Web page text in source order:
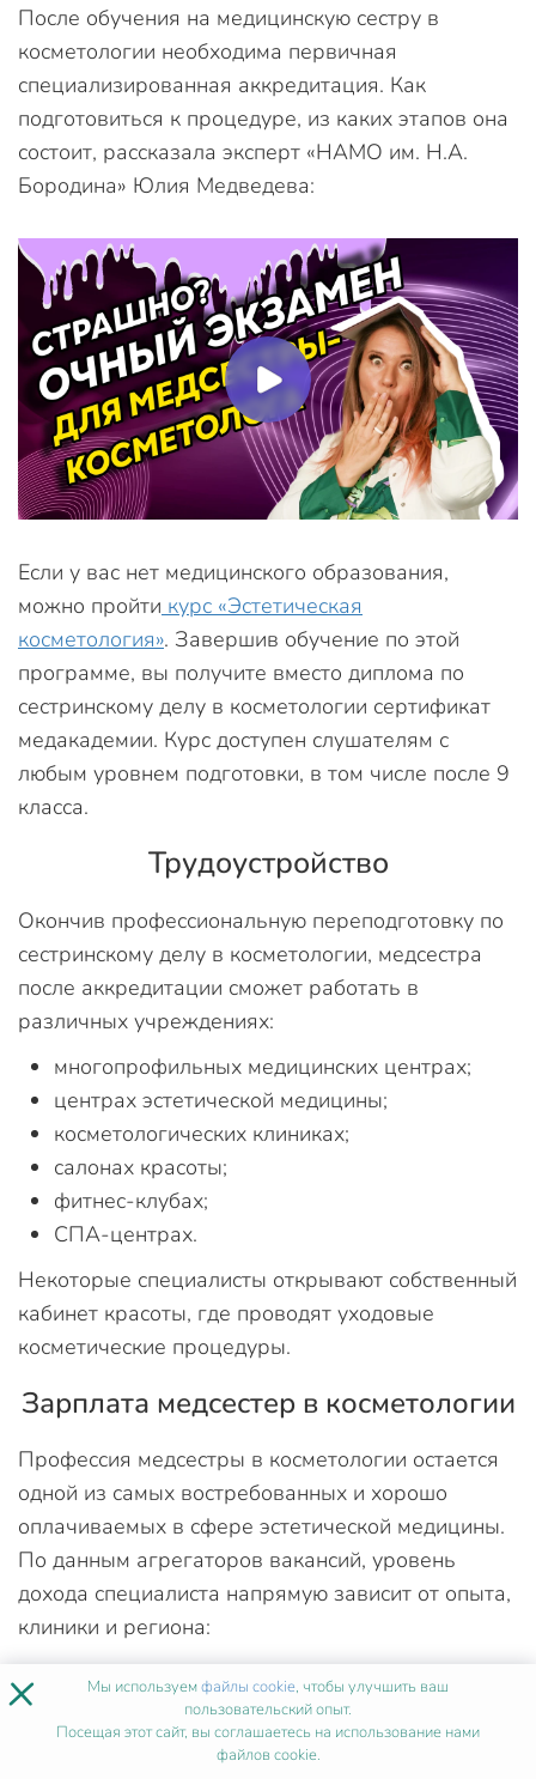
После обучения на медицинскую сестру в
косметологии необходима первичная
специализированная аккредитация. Как
подготовиться к процедуре, из каких этапов она
состоит, рассказала эксперт «НАМО им. Н.А.
Бородина» Юлия Медведева:
Если у вас нет медицинского образования,
можно пройти курс «Эстетическая
косметология». Завершив обучение по этой
программе, вы получите вместо диплома по
сестринскому делу в косметологии сертификат
медакадемии. Курс доступен слушателям с
любым уровнем подготовки, в том числе после 9
класса.
Трудоустройство
Окончив профессиональную переподготовку по
сестринскому делу в косметологии, медсестра
после аккредитации сможет работать в
различных учреждениях:
многопрофильных медицинских центрах;
центрах эстетической медицины;
косметологических клиниках;
салонах красоты;
фитнес-клубах;
СПА-центрах.
Некоторые специалисты открывают собственный
кабинет красоты, где проводят уходовые
косметические процедуры.
Зарплата медсестер в косметологии
Профессия медсестры в косметологии остается
одной из самых востребованных и хорошо
оплачиваемых в сфере эстетической медицины.
По данным агрегаторов вакансий, уровень
дохода специалиста напрямую зависит от опыта,
клиники и региона:
государственных учреждениях начинается от
45 000 рублей.
В частных клиниках Москвы и Санкт-
× Мы используемфайлы cookie, чтобы улучшить ваш
пользовательский опыт.
Посещая этот сайт, вы соглашаетесь на использование нами
файлов cookie.